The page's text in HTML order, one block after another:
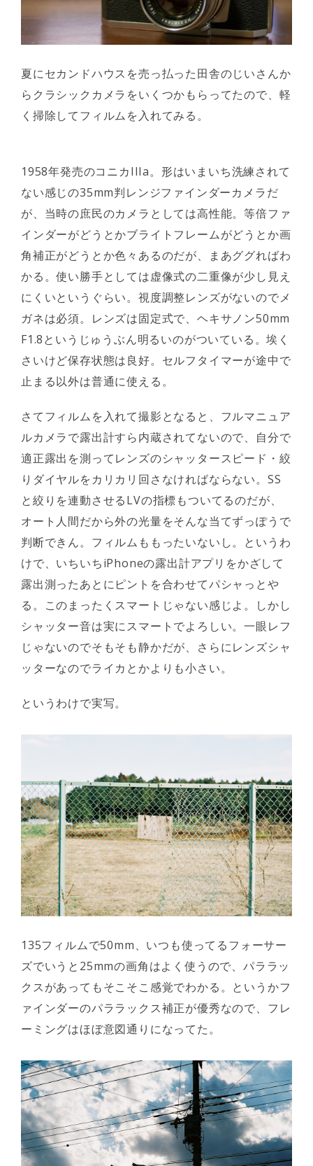
夏にセカンドハウスを売っ払った田舎のじいさんか
らクラシックカメラをいくつかもらってたので、軽
く掃除してフィルムを入れてみる。
1958年発売のコニカIIIa。形はいまいち洗練されて
ない感じの35mm判レンジファインダーカメラだ
が、当時の庶民のカメラとしては高性能。等倍ファ
インダーがどうとかブライトフレームがどうとか画
角補正がどうとか色々あるのだが、まあググればわ
かる。使い勝手としては虚像式の二重像が少し見え
にくいというぐらい。視度調整レンズがないのでメ
ガネは必須。レンズは固定式で、ヘキサノン50mm
F1.8というじゅうぶん明るいのがついている。埃く
さいけど保存状態は良好。セルフタイマーが途中で
止まる以外は普通に使える。
さてフィルムを入れて撮影となると、フルマニュア
ルカメラで露出計すら内蔵されてないので、自分で
適正露出を測ってレンズのシャッタースピード・絞
りダイヤルをカリカリ回さなければならない。SS
と絞りを連動させるLVの指標もついてるのだが、
オート人間だから外の光量をそんな当てずっぽうで
判断できん。フィルムももったいないし。というわ
けで、いちいちiPhoneの露出計アプリをかざして
露出測ったあとにピントを合わせてパシャっとや
る。このまったくスマートじゃない感じよ。しかし
シャッター音は実にスマートでよろしい。一眼レフ
じゃないのでそもそも静かだが、さらにレンズシャ
ッターなのでライカとかよりも小さい。
というわけで実写。
135フィルムで50mm、いつも使ってるフォーサー
ズでいうと25mmの画角はよく使うので、パララッ
クスがあってもそこそこ感覚でわかる。というかフ
ァインダーのパララックス補正が優秀なので、フレ
ーミングはほぼ意図通りになってた。